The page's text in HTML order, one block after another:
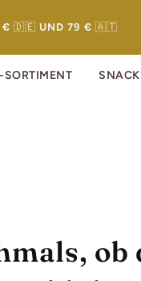
€ 🇩🇪 UND 79 € 🇦🇹
SORTIMENT
ob